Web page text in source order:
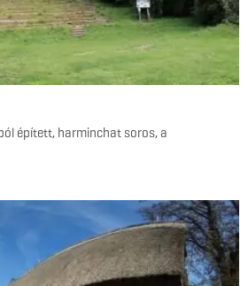
épített, harminchat soros, a